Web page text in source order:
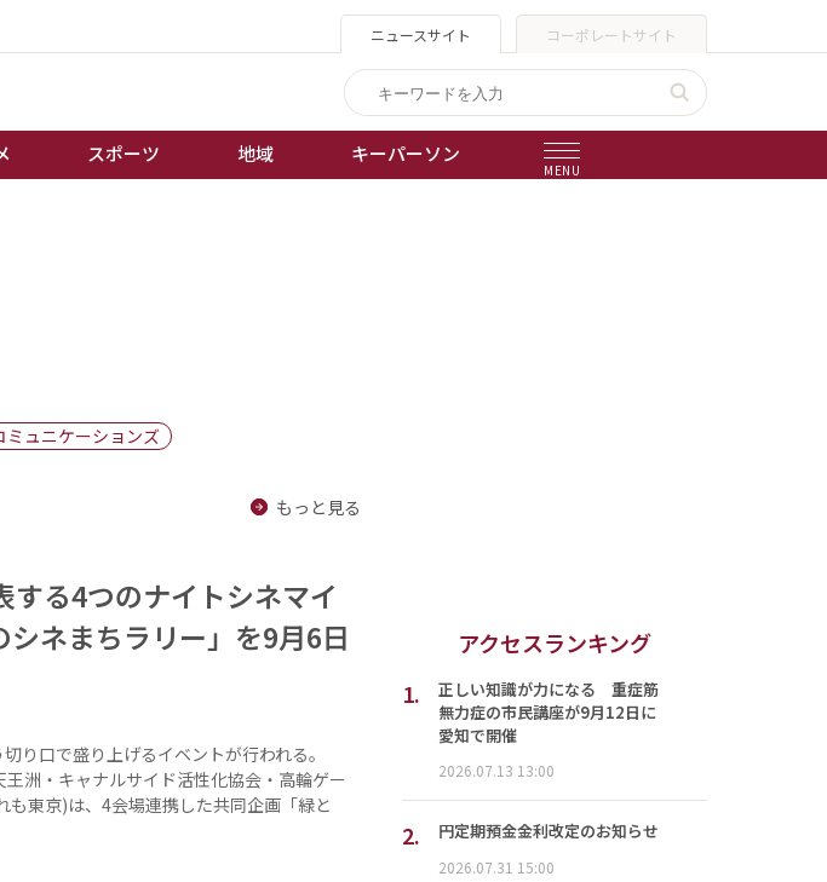
ニュースサイト コーポレートサイト
スポーツ 地域 キーパーソン
MENU
棋王戦
ミュニケーションズ
もっと見る
する4つのナイトシネマイ
ネまちラリー」を9月6日
り口で盛り上げるイベントが行われる。
洲・キャナルサイド活性化協会・高輪ゲー
も東京)は、4会場連携した共同企画「緑と
アクセスランキング
1.
正しい知識が力になる 重症筋
無力症の市民講座が9月12日に
愛知で開催
2026.07.13 13:00
2. 円定期預金金利改定のお知らせ
2026.07.31 15:00